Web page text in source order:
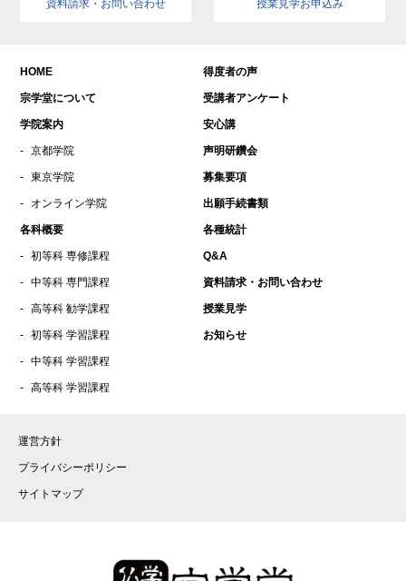
2022年10月
2022年5月
2022年4月
2022年3月
2021年11月
2021年9月
2021年8月
2021年7月
2021年5月
2021年4月
2021年3月
2021年2月
2021年1月
2020年10月
2020年9月
2020年8月
資料請求・お問い合わせ 授業見学お申込み
HOME
宗学堂について
学院案内
京都学院
東京学院
オンライン学院
各科概要
初等科 専修課程
中等科 専門課程
高等科 勧学課程
初等科 学習課程
中等科 学習課程
高等科 学習課程
得度者の声
受講者アンケート
安心講
声明研鑽会
募集要項
出願手続書類
各種統計
Q&A
資料請求・お問い合わせ
授業見学
お知らせ
運営方針
プライバシーポリシー
サイトマップ